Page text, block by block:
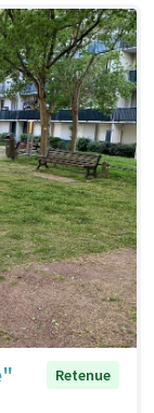
Retenue